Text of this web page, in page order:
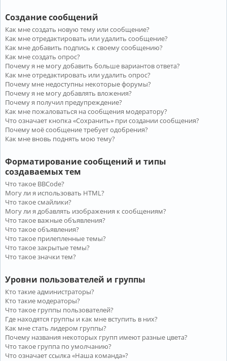
Создание сообщений
Как мне создать новую тему или сообщение?
Как мне отредактировать или удалить сообщение?
Как мне добавить подпись к своему сообщению?
Как мне создать опрос?
Почему я не могу добавить больше вариантов ответа?
Как мне отредактировать или удалить опрос?
Почему мне недоступны некоторые форумы?
Почему я не могу добавлять вложения?
Почему я получил предупреждение?
Как мне пожаловаться на сообщения модератору?
Что означает кнопка «Сохранить» при создании сообщения?
Почему моё сообщение требует одобрения?
Как мне вновь поднять мою тему?
Форматирование сообщений и типы
создаваемых тем
Что такое BBCode?
Могу ли я использовать HTML?
Что такое смайлики?
Могу ли я добавлять изображения к сообщениям?
Что такое важные объявления?
Что такое объявления?
Что такое прилепленные темы?
Что такое закрытые темы?
Что такое значки тем?
Уровни пользователей и группы
Кто такие администраторы?
Кто такие модераторы?
Что такое группы пользователей?
Где находятся группы и как мне вступить в них?
Как мне стать лидером группы?
Почему названия некоторых групп имеют разные цвета?
Что такое группа по умолчанию?
Что означает ссылка «Наша команда»?